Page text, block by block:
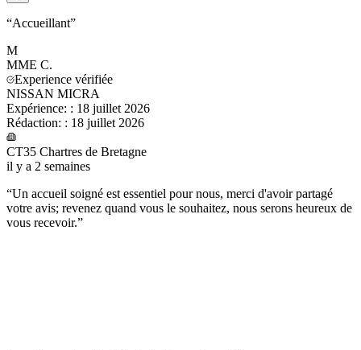
“Accueillant”
M
MME C.
Experience vérifiée
NISSAN MICRA
Expérience: : 18 juillet 2026
Rédaction: : 18 juillet 2026
CT35 Chartres de Bretagne
il y a 2 semaines
“Un accueil soigné est essentiel pour nous, merci d'avoir partagé
votre avis; revenez quand vous le souhaitez, nous serons heureux de
vous recevoir.”